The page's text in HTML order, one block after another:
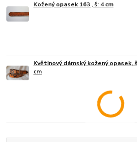
Kožený opasek 163 , š: 4 cm
Květinový dámský kožený opasek,
cm